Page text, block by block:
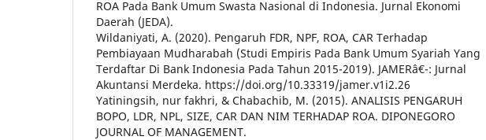
ROA Pada Bank Umum Swasta Nasional di Indonesia. Jurnal Ekonomi
Daerah (JEDA).
Wildaniyati, A. (2020). Pengaruh FDR, NPF, ROA, CAR Terhadap
Pembiayaan Mudharabah (Studi Empiris Pada Bank Umum Syariah Yang
Terdaftar Di Bank Indonesia Pada Tahun 2015-2019). JAMERâ€¯: Jurnal
Akuntansi Merdeka. https://doi.org/10.33319/jamer.v1i2.26
Yatiningsih, nur fakhri, & Chabachib, M. (2015). ANALISIS PENGARUH
BOPO, LDR, NPL, SIZE, CAR DAN NIM TERHADAP ROA. DIPONEGORO
JOURNAL OF MANAGEMENT.